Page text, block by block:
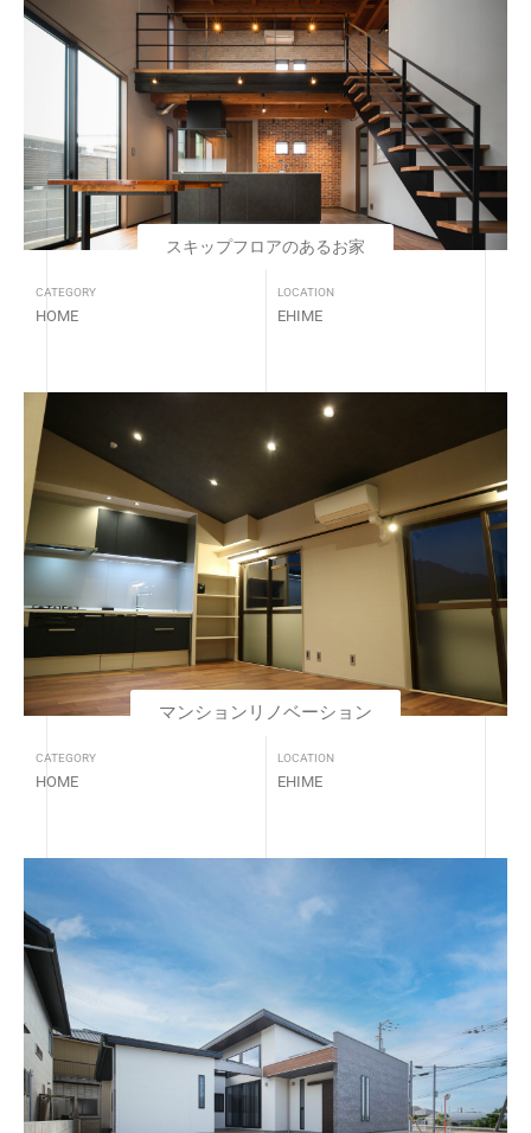
スキップフロアのあるお家
CATEGORY
HOME
LOCATION
EHIME
マンションリノベーション
CATEGORY
HOME
LOCATION
EHIME